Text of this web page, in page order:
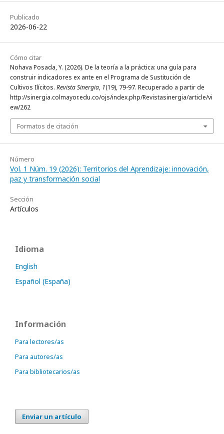
Publicado
2026-06-22
Cómo citar
Nohava Posada, Y. (2026). De la teoría a la práctica: una guía para
construir indicadores ex ante en el Programa de Sustitución de
Cultivos Ilícitos. Revista Sinergia, 1(19), 79-97. Recuperado a partir de
http://sinergia.colmayor.edu.co/ojs/index.php/Revistasinergia/article/vi
ew/262
Formatos de citación
Número
Vol. 1 Núm. 19 (2026): Territorios del Aprendizaje: innovación,
paz y transformación social
Sección
Artículos
Idioma
English
Español (España)
Información
Para lectores/as
Para autores/as
Para bibliotecarios/as
Enviar un artículo